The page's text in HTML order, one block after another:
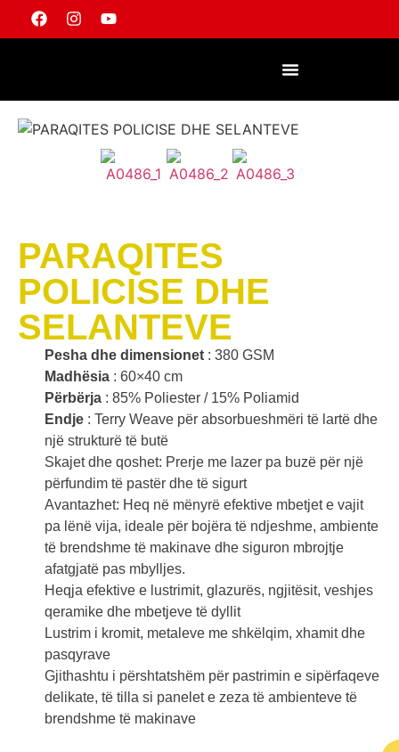
PARAQITES
POLICISE DHE
SELANTEVE
Pesha dhe dimensionet : 380 GSM
Madhësia : 60×40 cm
Përbërja : 85% Poliester / 15% Poliamid
Endje : Terry Weave për absorbueshmëri të lartë dhe
një strukturë të butë
Skajet dhe qoshet: Prerje me lazer pa buzë për një
përfundim të pastër dhe të sigurt
Avantazhet: Heq në mënyrë efektive mbetjet e vajit
pa lënë vija, ideale për bojëra të ndjeshme, ambiente
të brendshme të makinave dhe siguron mbrojtje
afatgjatë pas mbylljes.
Heqja efektive e lustrimit, glazurës, ngjitësit, veshjes
qeramike dhe mbetjeve të dyllit
Lustrim i kromit, metaleve me shkëlqim, xhamit dhe
pasqyrave
Gjithashtu i përshtatshëm për pastrimin e sipërfaqeve
delikate, të tilla si panelet e zeza të ambienteve të
brendshme të makinave